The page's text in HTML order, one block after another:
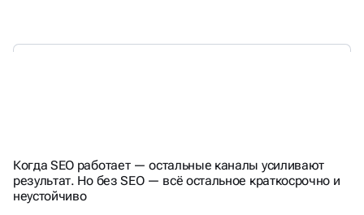
КАК РАЗНЫЕ СЕРВИСЫ
ЯНДЕКСА
ВЛИЯЮТ НА SEO И ТРАФИК
Когда SEO работает — остальные каналы усиливают
результат. Но без SEO — всё остальное краткосрочно и
неустойчиво